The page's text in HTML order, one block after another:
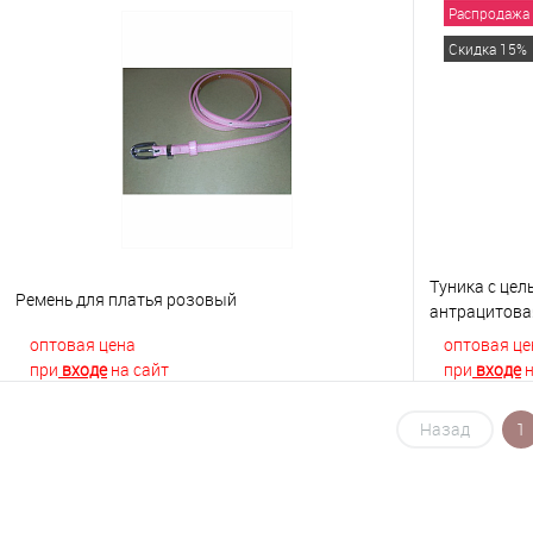
К сравнению
В наличии
Ремень для платья розовый
оптовая цена
при входена сайт
Распродажа
Скидка 15%
Туника с
оптовая
при входе
Назад 1